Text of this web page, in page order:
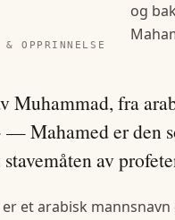
& OPPRINNELSE
og
Muhammad, fra
— Mahamed er den
av
et arabisk